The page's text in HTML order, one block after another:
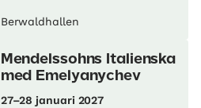
Berwaldhallen
Mendelssohns Italienska
med Emelyanychev
27–28 januari 2027